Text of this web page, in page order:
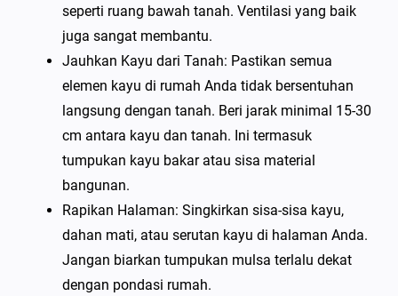
seperti ruang bawah tanah. Ventilasi yang baik
juga sangat membantu.
Jauhkan Kayu dari Tanah: Pastikan semua
elemen kayu di rumah Anda tidak bersentuhan
langsung dengan tanah. Beri jarak minimal 15-30
cm antara kayu dan tanah. Ini termasuk
tumpukan kayu bakar atau sisa material
bangunan.
Rapikan Halaman: Singkirkan sisa-sisa kayu,
dahan mati, atau serutan kayu di halaman Anda.
Jangan biarkan tumpukan mulsa terlalu dekat
dengan pondasi rumah.